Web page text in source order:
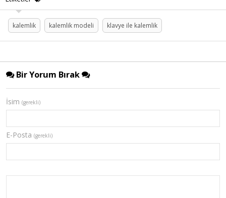
kalemlik kalemlik modeli klavye ile kalemlik
Bir Yorum Bırak
İsim (gerekli)
E-Posta (gerekli)